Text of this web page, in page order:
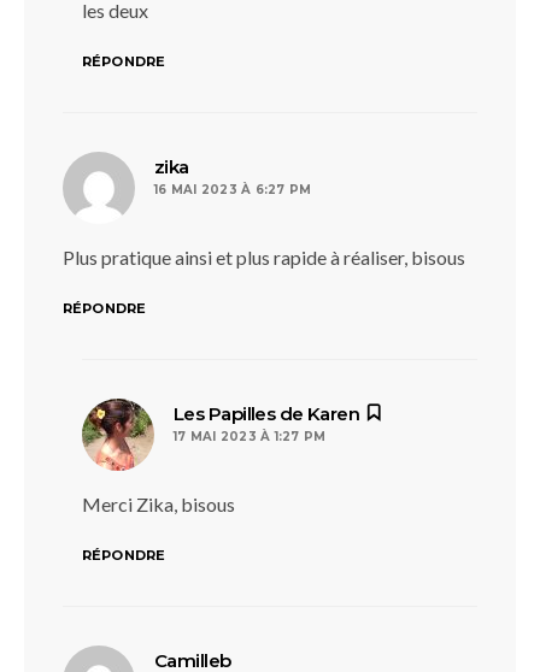
les deux
RÉPONDRE
zika
16 MAI 2023 À 6:27 PM
Plus pratique ainsi et plus rapide à réaliser, bisous
RÉPONDRE
Les Papilles de Karen
17 MAI 2023 À 1:27 PM
Merci Zika, bisous
RÉPONDRE
Camillebdit :